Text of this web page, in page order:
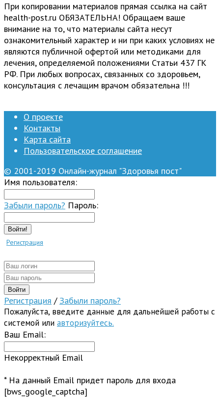
При копировании материалов прямая ссылка на сайт
health-post.ru ОБЯЗАТЕЛЬНА! Обращаем ваше
внимание на то, что материалы сайта несут
ознакомительный характер и ни при каких условиях не
являются публичной офертой или методиками для
лечения, определяемой положениями Статьи 437 ГК
РФ. При любых вопросах, связанных со здоровьем,
консультация с лечащим врачом обязательна !!!
О проекте
Контакты
Карта сайта
Пользовательское соглашение
© 2001-2019 Онлайн-журнал "Здоровья пост"
Имя пользователя:
Забыли пароль? Пароль:
Войти!
Регистрация
Регистрация / Забыли пароль?
Пожалуйста, введите данные для дальнейшей работы с
системой или авторизуйтесь.
Ваш Email:
Некорректный Email
* На данный Email придет пароль для входа
[bws_google_captcha]